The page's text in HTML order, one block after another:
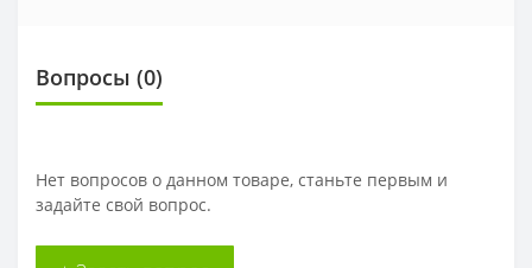
Вопросы (0)
Нет вопросов о данном товаре, станьте первым и
задайте свой вопрос.